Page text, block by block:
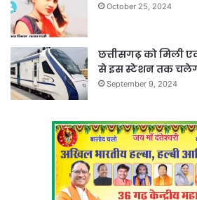
October 25, 2024
छत्तीसगढ़ को मिली
से इस स्टेशन तक
September 9, 2024